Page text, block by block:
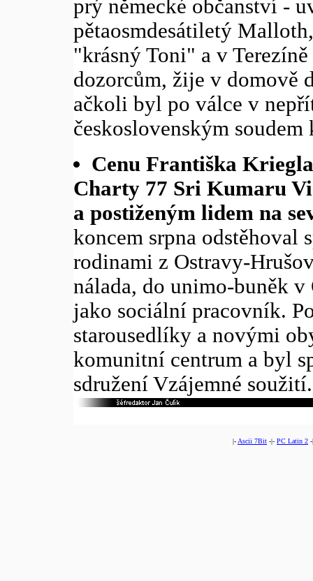
prý německé občanství -
pětaosmdesátiletý
"krásný Toni" a v
dozorcům, žije v domově
ačkoli byl po válce v
československým soudem
Cenu Františka
Charty 77 Sri Kumaru
a postiženým lidem na
koncem srpna odstěhoval
rodinami z Ostravy-
nálada, do unimo-buněk
jako sociální pracovník.
starousedlíky a novými
komunitní centrum a byl
sdružení Vzájemné soužití.
|- Ascii 7Bit -|- PC Latin 2